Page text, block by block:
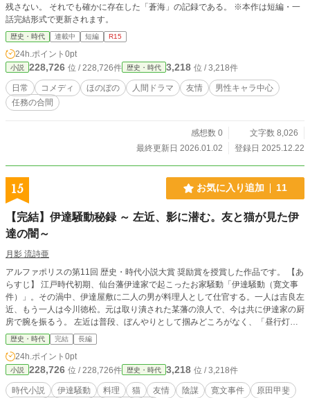
残さない。 それでも確かに存在した「蒼海」の記録である。 ※本作は短編・一
話完結形式で更新されます。
歴史・時代 連載中 短編 R15
24h.ポイント 0pt
小説 228,726 位 / 228,726件 歴史・時代 3,218 位 / 3,218件
日常 コメディ ほのぼの 人間ドラマ 友情
男性キャラ中心
任務の合間
感想数 0
文字数 8,026
最終更新日 2026.01.02
登録日 2025.12.22
15 お気に入り追加 11
【完結】伊達騒動秘録 ～ 左近、影に潜む。友と猫が見た伊
達の闇～
月影 流詩亜
アルファポリスの第11回 歴史・時代小説大賞 奨励賞を授賞した作品です。 【あ
らすじ】 江戸時代初期、仙台藩伊達家で起こったお家騒動「伊達騒動（寛文事
件）」。その渦中、伊達屋敷に二人の男が料理人として仕官する。一人は吉良左
近、もう一人は今川徳松。元は取り潰された某藩の浪人で、今は共に伊達家の厨
房で腕を振るう。 左近は普段、ぼんやりとして掴みどころがなく、「昼行灯」
と揶揄されるほど。しかし、その実態は幕府から伊達家の内情を探るべく送り込
まれた凄腕の密偵だった。妻の千代は、そんな左近の全てを受け入れ献身的に支
える。 一方、徳松は左近の無二の親友。明朗快活な美丈夫で、屋敷の女中たち
から熱い視線を送られるが、本人はどこ吹く風。何よりも猫と、そして親友の左
近と過ごす時間を大切にしている。 千代は実の兄である徳松に対してはなぜか
歴史・時代 完結 長編
24h.ポイント 0pt
小説 228,726 位 / 228,726件 歴史・時代 3,218 位 / 3,218件
時代小説 伊達騒動 料理 猫 友情 陰謀 寛文事件 原田甲斐